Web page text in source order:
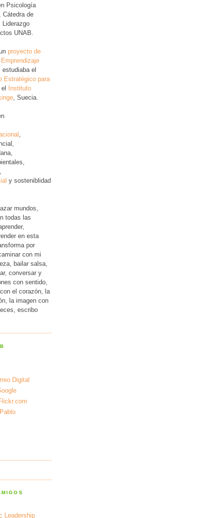
Psicología
Cátedra de
Liderazgo
UNAB.
proyecto de
estudiaba el
Estratégico para
el Instituto
, Suecia.
y sosteniblidad
mundos,
todas las
en esta
por
con mi
bailar salsa,
conversar y
con sentido,
el corazón, la
la imagen con
escribo
Digital
Leadership